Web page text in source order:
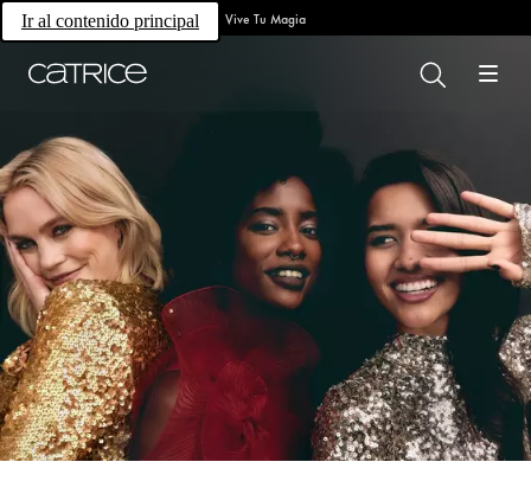
Ir al contenido principal Vive Tu Magia